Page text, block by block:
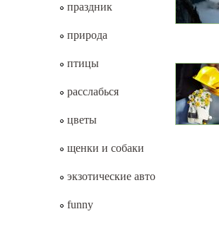
праздник
природа
птицы
расслабься
цветы
щенки и собаки
экзотические авто
funny